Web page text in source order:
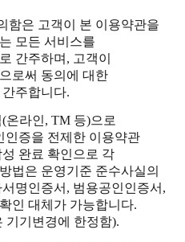
함은 고객이 본 이용약관을
모든 서비스를
간주하며, 고객이
로써 동의에 대한
주합니다.
라인, TM 등)으로
인증을 전제한 이용약관
완료 확인으로 각
법은 운영기준 준수사실의
명인증서, 범용공인인증서,
인 대체가 가능합니다.
기기변경에 한정함).